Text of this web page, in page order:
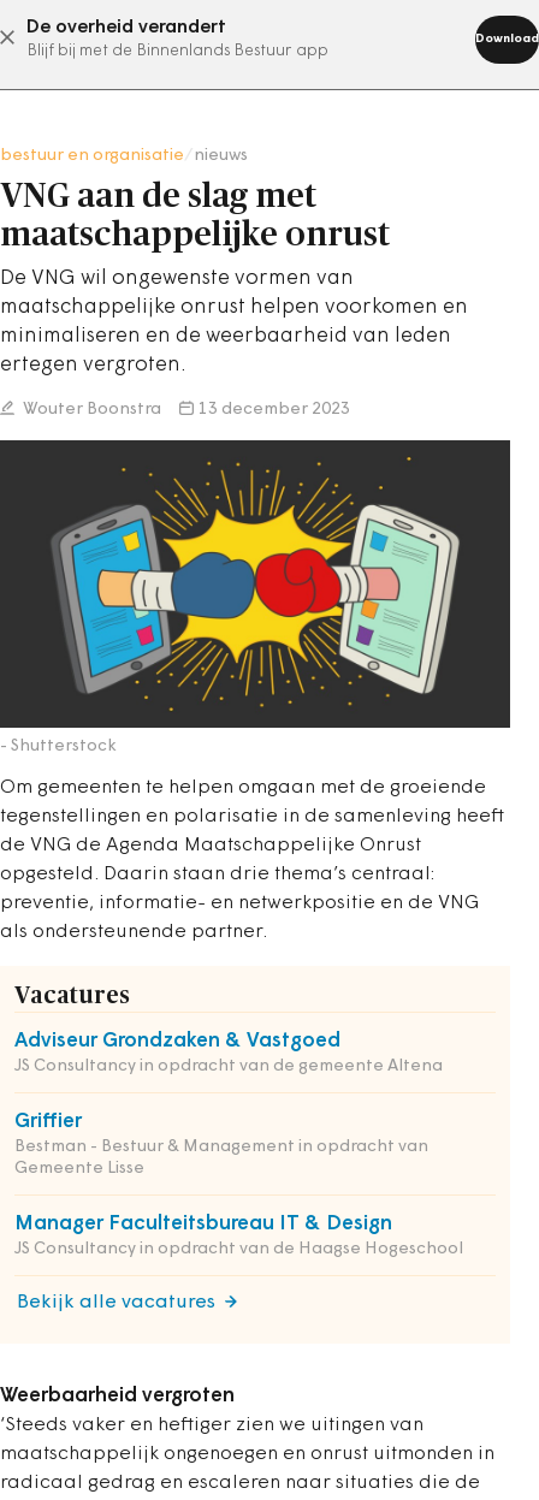
De overheid verandert
Blijf bij met de Binnenlands Bestuur app
Download
abonneer nu
bestuur en organisatie nieuws
VNG aan de slag met
maatschappelijke onrust
De VNG wil ongewenste vormen van
maatschappelijke onrust helpen voorkomen en
minimaliseren en de weerbaarheid van leden
ertegen vergroten.
Wouter Boonstra 13 december 2023
- Shutterstock
Om gemeenten te helpen omgaan met de groeiende
tegenstellingen en polarisatie in de samenleving heeft
de VNG de Agenda Maatschappelijke Onrust
opgesteld. Daarin staan drie thema’s centraal:
preventie, informatie- en netwerkpositie en de VNG
als ondersteunende partner.
Vacatures
Adviseur Grondzaken & Vastgoed
JS Consultancy in opdracht van de gemeente Altena
Griffier
Bestman - Bestuur & Management in opdracht van
Gemeente Lisse
Manager Faculteitsbureau IT & Design
JS Consultancy in opdracht van de Haagse Hogeschool
Bekijk alle vacatures
Weerbaarheid vergroten
‘Steeds vaker en heftiger zien we uitingen van
maatschappelijk ongenoegen en onrust uitmonden in
radicaal gedrag en escaleren naar situaties die de